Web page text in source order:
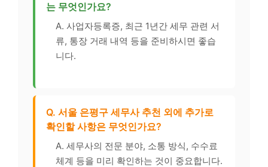
는 무엇인가요?
A. 사업자등록증, 최근 1년간 세무 관련 서
류, 통장 거래 내역 등을 준비하시면 좋습
니다.
Q. 서울 은평구 세무사 추천 외에 추가로
확인할 사항은 무엇인가요?
A. 세무사의 전문 분야, 소통 방식, 수수료
체계 등을 미리 확인하는 것이 중요합니다.